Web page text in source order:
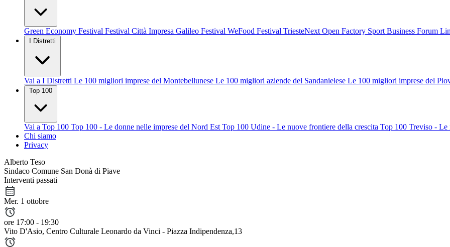
Green Economy Festival Festival Città Impresa Galileo Festival WeFood Festival TriesteNext Open Factory Sport Business Forum
I Distretti
Vai a I Distretti Le 100 migliori imprese del Montebellunese Le 100 migliori aziende del Sandanielese Le 100 migliori imprese del
Top 100
Vai a Top 100 Top 100 - Le donne nelle imprese del Nord Est Top 100 Udine - Le nuove frontiere della crescita Top 100 Treviso - Le
Chi siamo
Privacy
Alberto Teso
Sindaco Comune San Donà di Piave
Interventi passati
Mer. 1 ottobre
ore 17:00 - 19:30
Vito D'Asio, Centro Culturale Leonardo da Vinci - Piazza Indipendenza,13